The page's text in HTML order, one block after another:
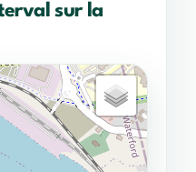
sur la